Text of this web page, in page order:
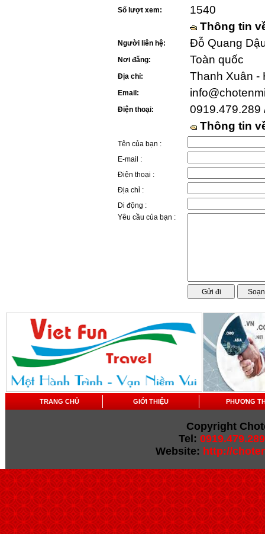
Số lượt xem:
1540
Thông tin
Người liên hệ: Đỗ Quang
Nơi đăng: Toàn quốc
Địa chỉ: Thanh Xuân -
Email:
Điện thoại:
0919.479.289
Thông tin
Tên của bạn :
E-mail :
Điện thoại :
Địa chỉ :
Di động :
Yêu cầu của bạn :
TRANG CHỦ GIỚI THIỆU PHƯƠNG
Copyright
Tel: 0919.479.289
Website: http://